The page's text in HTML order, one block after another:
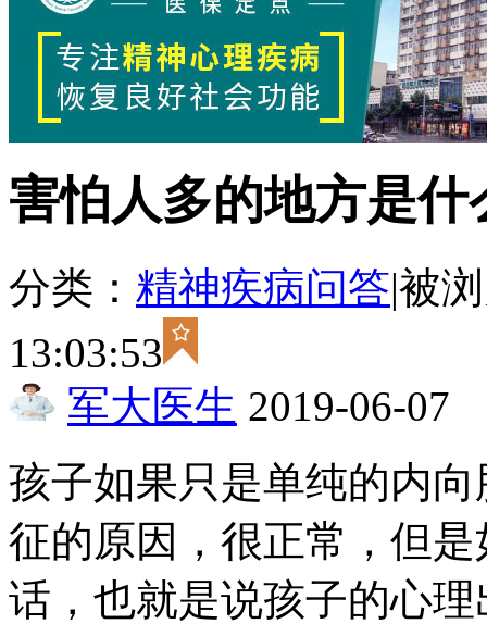
害怕人多的地方是
分类： 精神疾病问答|被
13:03:53
军大医生 2019-06-07
孩子如果只是单纯的内
征的原因，很正常，但
话，也就是说孩子的心